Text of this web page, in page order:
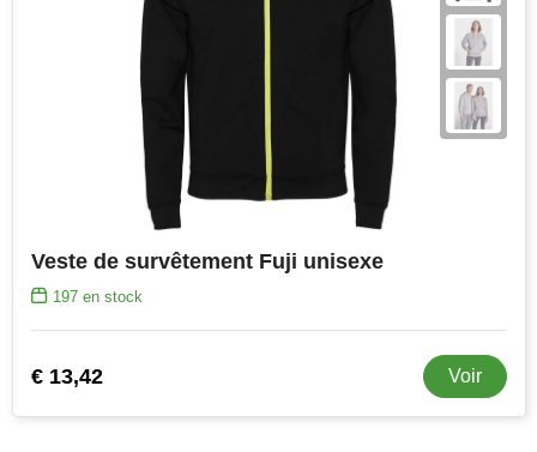
Veste de survêtement Fuji unisexe
197en stock
€ 13,42 Voir